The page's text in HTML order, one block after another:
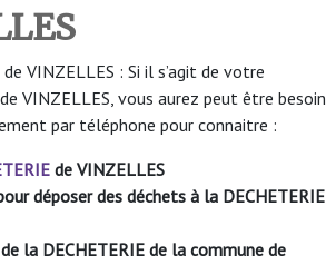
VINZELLES : Si il s’agit de votre
VINZELLES, vous aurez peut être besoin
par téléphone pour connaitre :
de VINZELLES
déposer des déchets à la DECHETERIE
la DECHETERIE de la commune de